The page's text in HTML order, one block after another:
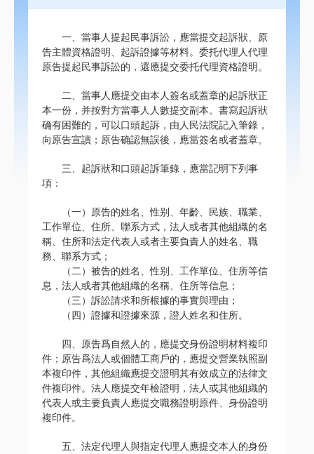
一、當事人提起民事訴訟，應當提交起訴狀、原
告主體資格證明、起訴證據等材料。委托代理人代理
原告提起民事訴訟的，還應提交委托代理資格證明。
二、當事人應提交由本人簽名或蓋章的起訴狀正
本一份，并按對方當事人人數提交副本。書寫起訴狀
确有困難的，可以口頭起訴，由人民法院記入筆錄，
向原告宣讀；原告确認無誤後，應當簽名或者蓋章。
三、起訴狀和口頭起訴筆錄，應當記明下列事
項：
（一）原告的姓名、性别、年齡、民族、職業、
工作單位、住所、聯系方式，法人或者其他組織的名
稱、住所和法定代表人或者主要負責人的姓名、職
務、聯系方式；
（二）被告的姓名、性别、工作單位、住所等信
息，法人或者其他組織的名稱、住所等信息；
（三）訴訟請求和所根據的事實與理由；
（四）證據和證據來源，證人姓名和住所。
四、原告爲自然人的，應提交身份證明材料複印
件；原告爲法人或個體工商戶的，應提交營業執照副
本複印件，其他組織應提交證明其有效成立的法律文
件複印件。法人應提交年檢證明，法人或其他組織的
代表人或主要負責人應提交職務證明原件、身份證明
複印件。
五、法定代理人與指定代理人應提交本人的身份